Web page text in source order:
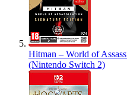
Hitman – World of
(Nintendo Switch 2)